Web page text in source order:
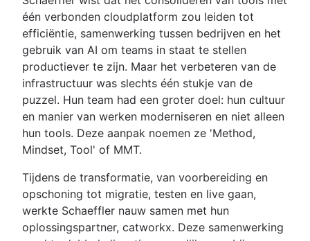
één verbonden cloudplatform zou leiden tot
efficiëntie, samenwerking tussen bedrijven en het
gebruik van AI om teams in staat te stellen
productiever te zijn. Maar het verbeteren van de
infrastructuur was slechts één stukje van de
puzzel. Hun team had een groter doel: hun cultuur
en manier van werken moderniseren en niet alleen
hun tools. Deze aanpak noemen ze 'Method,
Mindset, Tool' of MMT.
Tijdens de transformatie, van voorbereiding en
opschoning tot migratie, testen en live gaan,
werkte Schaeffler nauw samen met hun
oplossingspartner, catworkx. Deze samenwerking